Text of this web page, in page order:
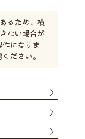
ーにし
るため、横
ない場合が
になりま
ださい。